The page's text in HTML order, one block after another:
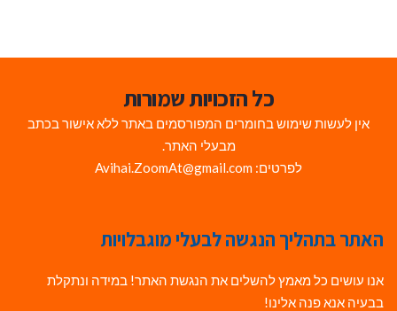
כל הזכויות שמורות
אין לעשות שימוש בחומרים המפורסמים באתר ללא אישור בכתב
מבעלי האתר.
לפרטים: Avihai.ZoomAt@gmail.com
האתר בתהליך הנגשה לבעלי מוגבלויות
אנו עושים כל מאמץ להשלים את הנגשת האתר! במידה ונתקלת
בבעיה אנא פנה אלינו!